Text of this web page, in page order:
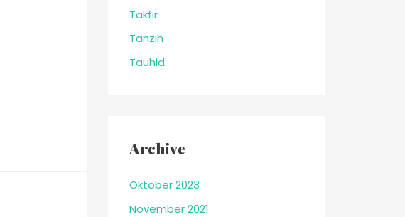
Takfir
Tanzih
Tauhid
Archive
Oktober 2023
November 2021